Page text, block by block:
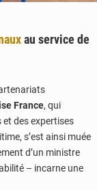
au service de
France, qui
des expertises
s’est ainsi muée
d’un ministre
– incarne une